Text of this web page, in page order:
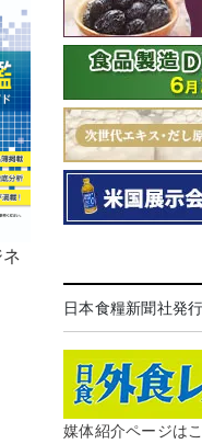
日本食糧新聞社発
媒体紹介ページは